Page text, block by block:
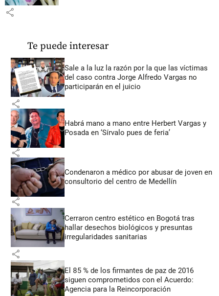
share
Te puede interesar
Sale a la luz la razón por la que las víctimas
del caso contra Jorge Alfredo Vargas no
participarán en el juicio
share
Habrá mano a mano entre Herbert Vargas y
Posada en ‘Sírvalo pues de feria’
share
Condenaron a médico por abusar de joven en
consultorio del centro de Medellín
share
Cerraron centro estético en Bogotá tras
hallar desechos biológicos y presuntas
irregularidades sanitarias
share
El 85 % de los firmantes de paz de 2016
siguen comprometidos con el Acuerdo:
Agencia para la Reincorporación